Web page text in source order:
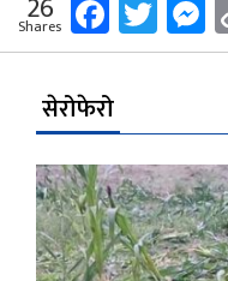
Shares
सेरोफेरो